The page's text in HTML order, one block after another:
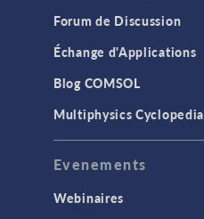
Forum de Discussion
Échange d'Applications
Blog COMSOL
Multiphysics Cyclopedia
Evenements
Webinaires